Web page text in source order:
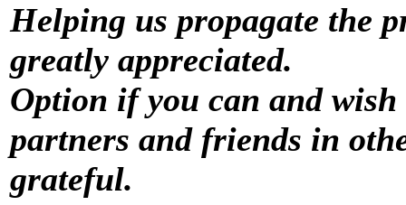
Helping us propagate the
greatly appreciated.
Option if you can and
partners and friends in
grateful.